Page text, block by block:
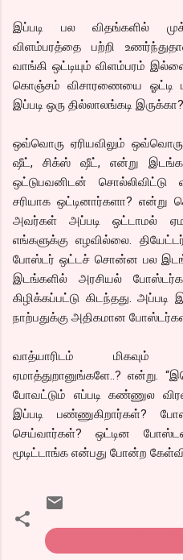
இப்படி பல விதங்களில்
விளம்பரத்தை பற்றி
வாங்கி ஒட்டியும் விளம்பரம்
கொஞ்சம் விசாரணையை ஓட்டி
இப்படி ஒரு தில்லாலங்கடி
ஒவ்வொரு ஏரியவிலும்
ஷீட், சிக்ஸ் ஷீட், என்று
ஒட்டுபவனிடன்
சரியாக ஒட்டினார்களா?
அவர்கள் அப்படி ஒட்டாமல்
எங்களுக்கு எழவில்லை.
போஸ்டர் ஒட்டச் சொன்ன பல
இடங்களில் அரசியல்
கிழிக்கப்பட்டு கிடந்தது.
நாற்பதுக்கு அதிகமான
வாத்யாரிடம் மிகவும்
ஏமாத்துறானுங்களே..? என்று.
போவட்டும் எப்படி கண்ணுல
இப்படி பண்ணுகிறார்கள்?
செய்வார்கள்? ஒட்டின
மூடிட்டாங்க என்பது போன்ற